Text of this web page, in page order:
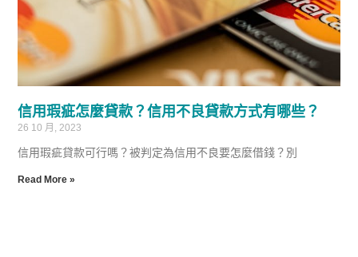
信用瑕疵怎麼貸款？信用不良貸款方式有哪些？
26 10 月, 2023
信用瑕疵貸款可行嗎？被判定為信用不良要怎麼借錢？別
Read More »